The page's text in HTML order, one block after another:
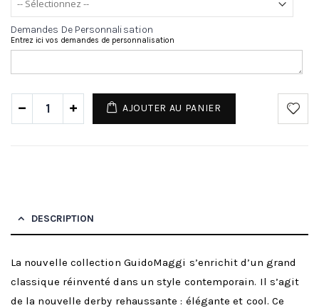
Demandes De Personnalisation
Entrez ici vos demandes de personnalisation
AJOUTER AU PANIER
DESCRIPTION
La nouvelle collection GuidoMaggi s’enrichit d’un grand
classique réinventé dans un style contemporain. Il s’agit
de la nouvelle derby rehaussante : élégante et cool. Ce